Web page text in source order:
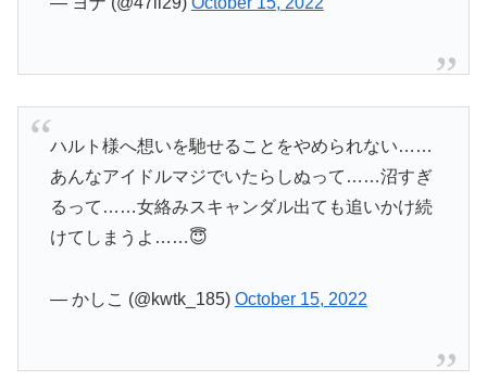
ハルト様へ想いを馳せることをやめられない……
あんなアイドルマジでいたらしぬって……沼すぎ
るって……女絡みスキャンダル出ても追いかけ続
けてしまうよ……😇
— かしこ (@kwtk_185) October 15, 2022